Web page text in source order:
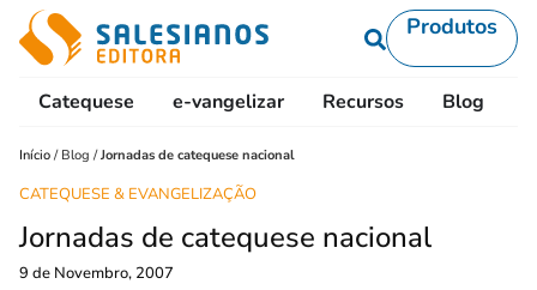
Produtos
Catequese e-vangelizar Recursos Blog
Início / Blog /Jornadas de catequese nacional
CATEQUESE & EVANGELIZAÇÃO
Jornadas de catequese nacional
9 de Novembro, 2007